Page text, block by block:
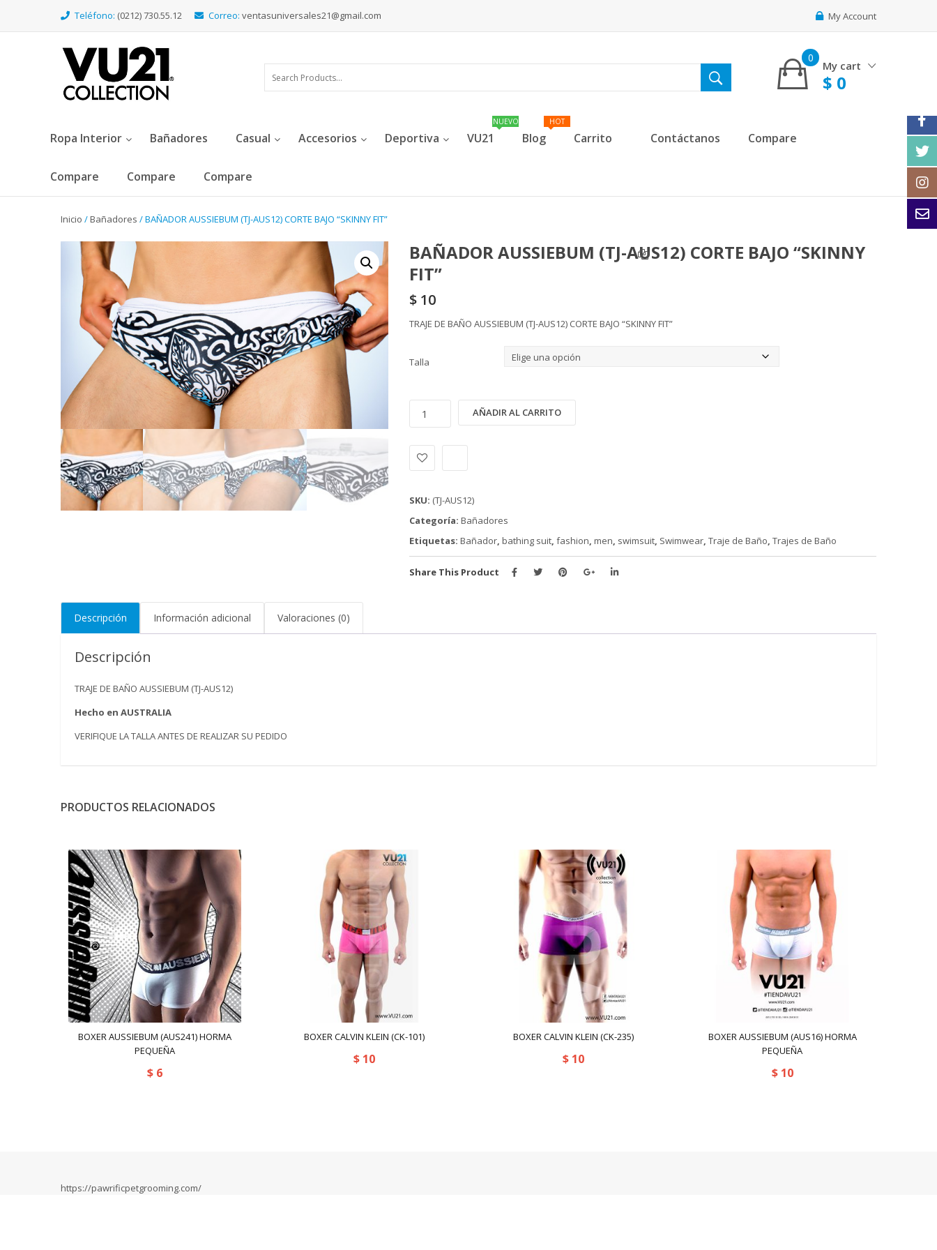
Teléfono: (0212) 730.55.12 Correo: ventasuniversales21@gmail.com My Account
My cart
0
$ 0
Ropa Interior Bañadores Casual Accesorios Deportiva VU21 Blog Carrito Contáctanos Compare
Compare Compare Compare
Inicio /Bañadores / BAÑADOR AUSSIEBUM (TJ-AUS12) CORTE BAJO “SKINNY FIT”
BAÑADOR AUSSIEBUM (TJ-AUS12) CORTE BAJO “SKINNY
FIT”
$ 10
TRAJE DE BAÑO AUSSIEBUM (TJ-AUS12) CORTE BAJO “SKINNY FIT”
Talla
AUSSIEBUM
AUS12)
CORTE
"SKINNY
FIT"
cantidad
AÑADIR AL CARRITO
SKU: (TJ-AUS12)
Categoría: Bañadores
Etiquetas: Bañador, bathing suit, fashion, men, swimsuit, Swimwear, Traje de Baño, Trajes de Baño
Share This Product
Descripción Información adicional Valoraciones (0)
Descripción
TRAJE DE BAÑO AUSSIEBUM (TJ-AUS12)
Hecho en AUSTRALIA
VERIFIQUE LA TALLA ANTES DE REALIZAR SU PEDIDO
PRODUCTOS RELACIONADOS
BOXER AUSSIEBUM (AUS241) HORMA
PEQUEÑA
$ 6
BOXER CALVIN KLEIN (CK-101)
$10
BOXER CALVIN KLEIN (CK-235)
$10
BOXER AUSSIEBUM (AUS16) HORMA
PEQUEÑA
$10
https://pawrificpetgrooming.com/